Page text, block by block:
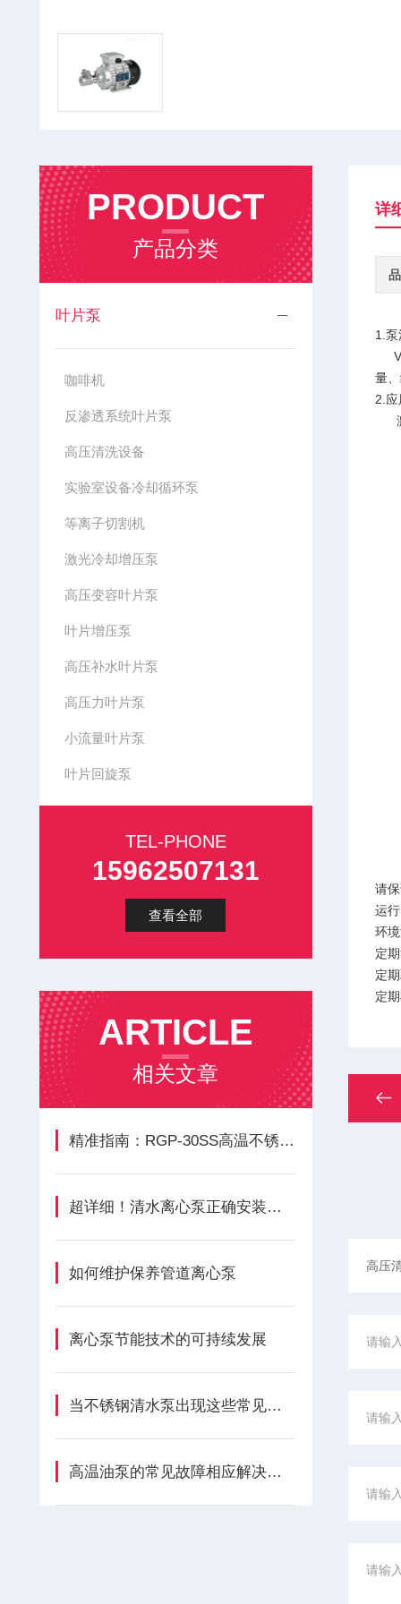
PRODUCT
产品分类
叶片泵
咖啡机
反渗透系统叶片泵
高压清洗设备
实验室设备冷却循环泵
等离子切割机
激光冷却增压泵
高压变容叶片泵
叶片增压泵
高压补水叶片泵
高压力叶片泵
小流量叶片泵
叶片回旋泵
TEL-PHONE
15962507131
查看全部
ARTICLE
相关文章
精准指南：RGP-30SS高温不锈钢离心泵正确安装方法全解析
超详细！清水离心泵正确安装步骤全指南
如何维护保养管道离心泵
离心泵节能技术的可持续发展
当不锈钢清水泵出现这些常见故障时可以及时自行处理
高温油泵的常见故障相应解决方法分享
详
1.
量
2.
激
请
运
环
定
定
定